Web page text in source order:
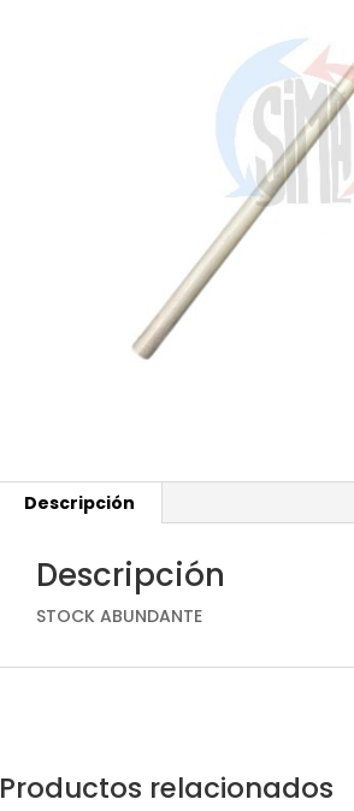
Descripción
Descripción
STOCK ABUNDANTE
Productos relacionados